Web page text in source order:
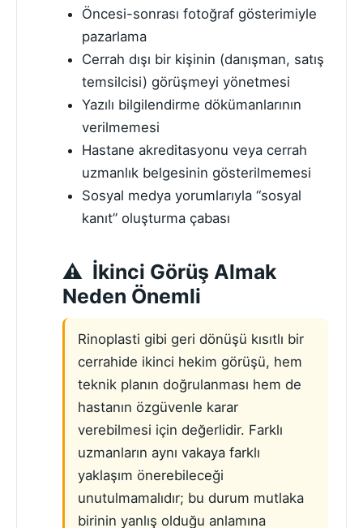
Öncesi-sonrası fotoğraf gösterimiyle
pazarlama
Cerrah dışı bir kişinin (danışman, satış
temsilcisi) görüşmeyi yönetmesi
Yazılı bilgilendirme dökümanlarının
verilmemesi
Hastane akreditasyonu veya cerrah
uzmanlık belgesinin gösterilmemesi
Sosyal medya yorumlarıyla “sosyal
kanıt” oluşturma çabası
İkinci Görüş Almak
Neden Önemli
Rinoplasti gibi geri dönüşü kısıtlı bir
cerrahide ikinci hekim görüşü, hem
teknik planın doğrulanması hem de
hastanın özgüvenle karar
verebilmesi için değerlidir. Farklı
uzmanların aynı vakaya farklı
yaklaşım önerebileceği
unutulmamalıdır; bu durum mutlaka
birinin yanlış olduğu anlamına